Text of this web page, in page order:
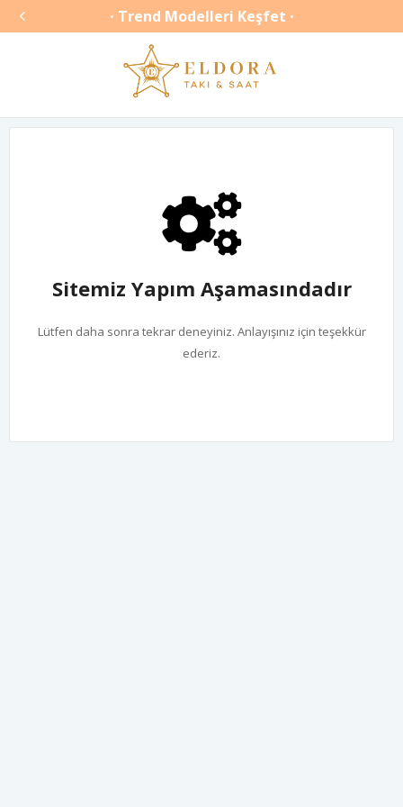
 • Trend Modelleri Keşfet •
Sitemiz Yapım Aşamasındadır
Lütfen daha sonra tekrar deneyiniz. Anlayışınız için teşekkür
ederiz.